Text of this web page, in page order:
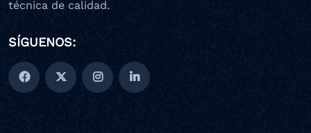
técnica de calidad.
SÍGUENOS: